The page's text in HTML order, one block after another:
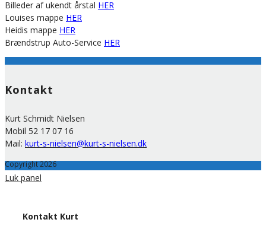
Billeder af ukendt årstal HER
Louises mappe HER
Heidis mappe HER
Brændstrup Auto-Service HER
Kontakt
Kurt Schmidt Nielsen
Mobil 52 17 07 16
Mail: kurt-s-nielsen@kurt-s-nielsen.dk
Copyright 2026
Luk panel
Kontakt Kurt